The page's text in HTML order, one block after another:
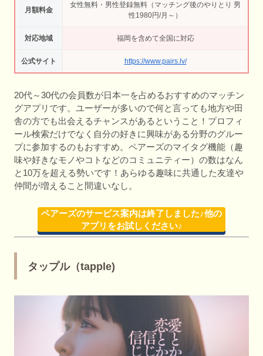
月額料金
女性無料・男性登録無料（マッチング後のやりとり 男
性1980円/月～）
対応地域 福岡を含めて全国に対応
公式サイト https://www.pairs.lv/
20代～30代の会員数が日本一を占めるおすすめのマッチン
グアプリです。ユーザーが多いので何と言っても地方や田
舎の方でも出会えるチャンスがあるということ！プロフィ
ール検索だけでなく自分の好きに興味がある分野のグルー
プに参加するのもおすすめ。ペアーズのマイタグ機能（趣
味や好きなモノやコトなどのコミュニティー）の数はなん
と10万を超える勢いです！あらゆる趣味に共通した友達や
仲間が増えること間違いなし。
ペアーズのサービス案内は終了しました♪他の
アプリをお試しください♪
タップル（tapple)